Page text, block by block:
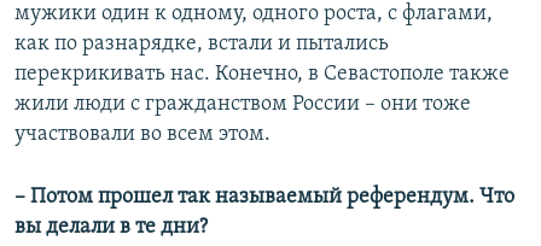
мужики один к одному, одного роста, с флагами,
как по разнарядке, встали и пытались
перекрикивать нас. Конечно, в Севастополе также
жили люди с гражданством России – они тоже
участвовали во всем этом.
– Потом прошел так называемый референдум. Что
вы делали в те дни?